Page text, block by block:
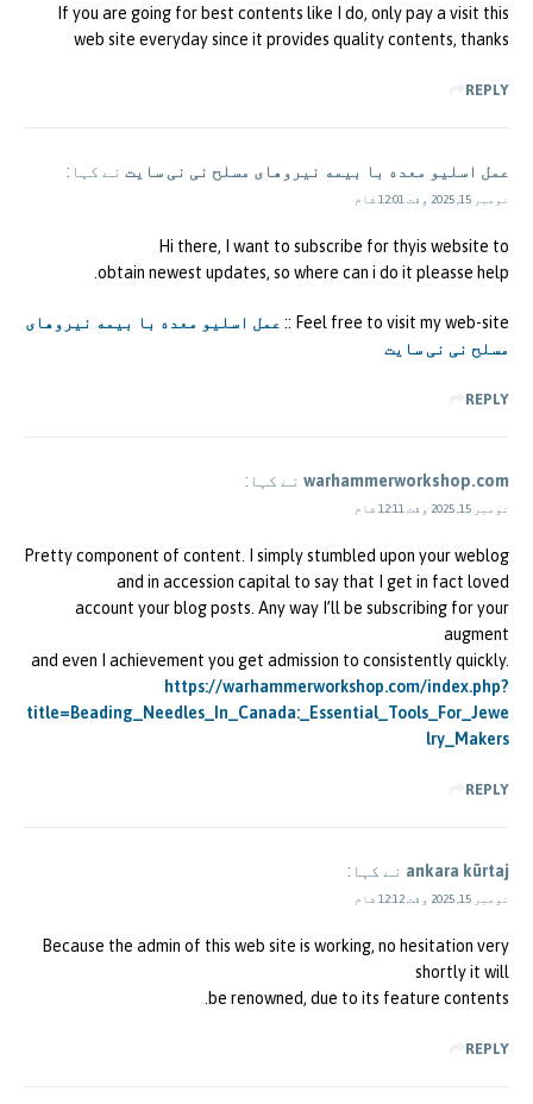
If you are going for best contents like I do, only pay a visit this
web site everyday since it provides quality contents, thanks
REPLY
عمل اسلیو معده با بیمه نیروهای مسلح نی نی سایت نے کہا:
نومبر 15, 2025 وقت 12:01 شام
Hi there, I want to subscribe for thyis website to
obtain newest updates, so where can i do it pleasse help.
Feel free to visit my web-site ::
عمل اسلیو معده با بیمه نیروهای
مسلح نی نی سایت
REPLY
warhammerworkshop.com نے کہا:
نومبر 15, 2025 وقت 12:11 شام
Pretty component of content. I simply stumbled upon your weblog
and in accession capital to say that I get in fact loved
account your blog posts. Any way I’ll be subscribing for your
augment
and even I achievement you get admission to consistently quickly.
https://warhammerworkshop.com/index.php?
title=Beading_Needles_In_Canada:_Essential_Tools_For_Jewe
lry_Makers
REPLY
ankara kürtaj نے کہا:
نومبر 15, 2025 وقت 12:12 شام
Because the admin of this web site is working, no hesitation very
shortly it will
be renowned, due to its feature contents.
REPLY